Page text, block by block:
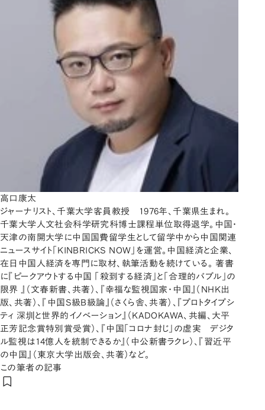
高口康太
ジャーナリスト、千葉大学客員教授 1976年、千葉県生まれ。
千葉大学人文社会科学研究科博士課程単位取得退学。中国・
天津の南開大学に中国国費留学生として留学中から中国関連
ニュースサイト「KINBRICKS NOW」を運営。中国経済と企業、
在日中国人経済を専門に取材、執筆活動を続けている。 著書
に『ピークアウトする中国 「殺到する経済」と「合理的バブル」の
限界 』（文春新書、共著）、『幸福な監視国家・中国』（NHK出
版、共著）、『中国S級B級論』（さくら舎、共著）、『プロトタイプシ
ティ 深圳と世界的イノベーション』（KADOKAWA、共編、大平
正芳記念賞特別賞受賞）、『中国「コロナ封じ」の虚実 デジタ
ル監視は14億人を統制できるか』（中公新書ラクレ）、『習近平
の中国』（東京大学出版会、共著）など。
この筆者の記事